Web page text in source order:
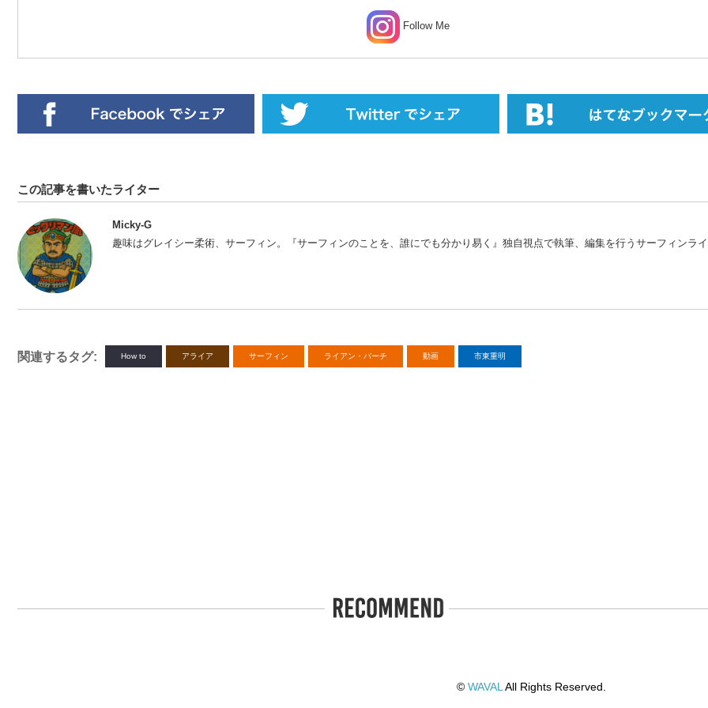
Follow Me
この記事を書いたライター
Micky-G
趣味はグレイシー柔術、サーフィン。『サーフィンのことを、誰にでも分かり易く』独自視点で執筆、編集を行うサーフィンラ
関連するタグ: How to アライア サーフィン ライアン・バーチ 動画 市東重明
© WAVAL All Rights Reserved.